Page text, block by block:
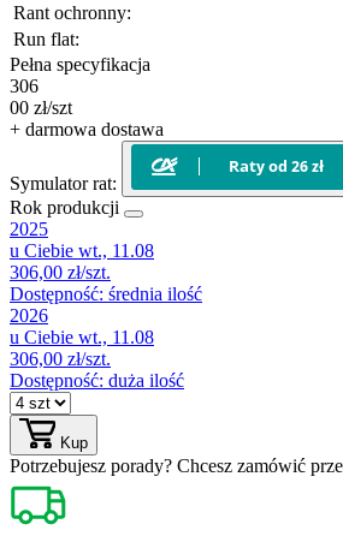
Rant ochronny:
Run flat:
Pełna specyfikacja
306
00 zł/szt
+ darmowa dostawa
Symulator rat:
Rok produkcji
2025
u Ciebie wt., 11.08
306,00 zł/szt.
Dostępność: średnia ilość
2026
u Ciebie wt., 11.08
306,00 zł/szt.
Dostępność: duża ilość
Kup
Potrzebujesz porady? Chcesz zamówić